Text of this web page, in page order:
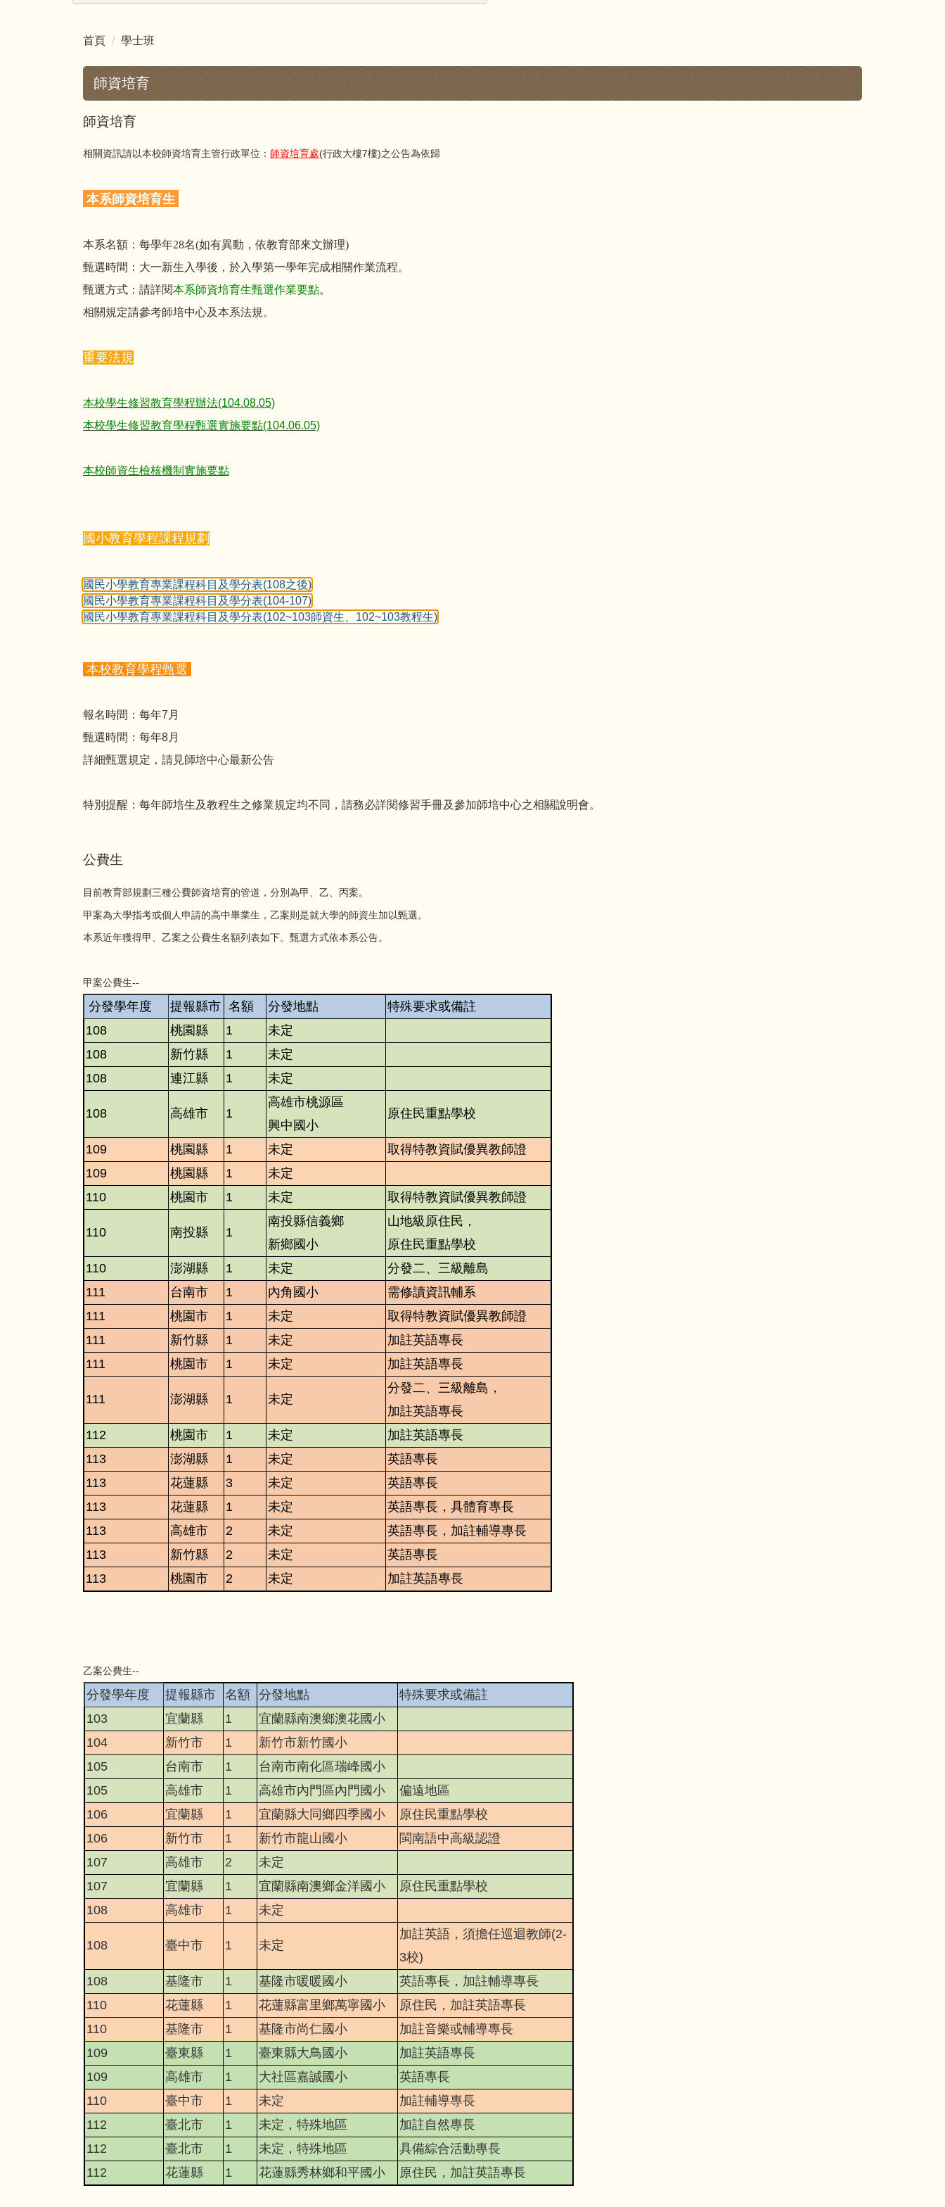
首頁 學士班
師資培育
師資培育
相關資訊請以本校師資培育主管行政單位： 師資培育處(行政大樓7樓)之公告為依歸
本系師資培育生
本系名額：每學年28名(如有異動，依教育部來文辦理)
甄選時間：大一新生入學後，於入學第一學年完成相關作業流程。
甄選方式：請詳閱本系師資培育生甄選作業要點。
相關規定請參考師培中心及本系法規。
重要法規
本校學生修習教育學程辦法(104.08.05)
本校學生修習教育學程甄選實施要點(104.06.05)
本校師資生檢核機制實施要點
國小教育學程課程規劃
國民小學教育專業課程科目及學分表(108之後)
國民小學教育專業課程科目及學分表(104-107)
國民小學教育專業課程科目及學分表(102~103師資生、102~103教程生)
本校教育學程甄選
報名時間：每年7月
甄選時間：每年8月
詳細甄選規定，請見師培中心最新公告
特別提醒：每年師培生及教程生之修業規定均不同，請務必詳閱修習手冊及參加師培中心之相關說明會。
公費生
目前教育部規劃三種公費師資培育的管道，分別為甲、乙、丙案。
甲案為大學指考或個人申請的高中畢業生，乙案則是就大學的師資生加以甄選。
本系近年獲得甲、乙案之公費生名額列表如下。甄選方式依本系公告。
甲案公費生--
分發學年度 提報縣市 名額 分發地點
特殊要求或備註
108
桃園縣 1
未定
108
新竹縣 1
未定
108
連江縣 1 未定
108 高雄市 1
高雄市桃源區
興中國小
原住民重點學校
109 桃園縣 1 未定
取得特教資賦優異教師證
109
桃園縣 1
未定
110
桃園市 1 未定 取得特教資賦優異教師證
110 南投縣 1
南投縣信義鄉
新鄉國小
山地級原住民，
原住民重點學校
110
澎湖縣 1 未定
分發二、三級離島
111
台南市 1 內角國小
需修讀資訊輔系
111
桃園市 1 未定
取得特教資賦優異教師證
111
新竹縣 1 未定
加註英語專長
111
桃園市 1 未定 加註英語專長
111 澎湖縣 1 未定
分發二、三級離島，
加註英語專長
112
桃園市 1 未定
加註英語專長
113
澎湖縣 1 未定
英語專長
113
花蓮縣 3 未定
英語專長
113
花蓮縣 1 未定
英語專長，具體育專長
113
高雄市 2 未定
英語專長，加註輔導專長
113
新竹縣 2 未定
英語專長
113
桃園市 2 未定 加註英語專長
乙案公費生--
分發學年度 提報縣市 名額 分發地點
特殊要求或備註
103
宜蘭縣 1
宜蘭縣南澳鄉澳花國小
104
新竹市 1
新竹市新竹國小
105
台南市 1
台南市南化區瑞峰國小
105
高雄市 1 高雄市內門區內門國小
偏遠地區
106
宜蘭縣 1 宜蘭縣大同鄉四季國小
原住民重點學校
106
新竹市 1 新竹市龍山國小
閩南語中高級認證
107
高雄市 2
未定
107
宜蘭縣 1 宜蘭縣南澳鄉金洋國小
原住民重點學校
108
高雄市 1 未定
108 臺中市 1 未定
加註英語，須擔任巡迴教師(2-
3校)
108
基隆市 1 基隆市暖暖國小
英語專長，加註輔導專長
110
花蓮縣 1 花蓮縣富里鄉萬寧國小
原住民，加註英語專長
110
基隆市 1 基隆市尚仁國小
加註音樂或輔導專長
109
臺東縣 1 臺東縣大鳥國小
加註英語專長
109
高雄市 1 大社區嘉誠國小
英語專長
110
臺中市 1 未定
加註輔導專長
112
臺北市 1 未定，特殊地區
加註自然專長
112
臺北市 1 未定，特殊地區
具備綜合活動專長
112
花蓮縣 1 花蓮縣秀林鄉和平國小 原住民，加註英語專長